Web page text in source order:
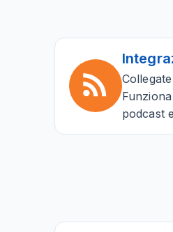
podcast